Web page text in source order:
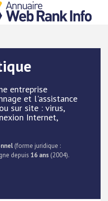
entreprise
et l'assistance
sur site : virus,
Internet,
(forme juridique :
depuis 16 ans (2004).